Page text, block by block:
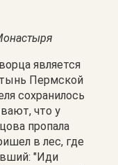
является
Пермской
сохранилось
что у
пропала
в лес, где
"Иди